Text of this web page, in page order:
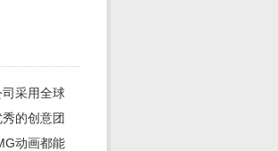
采用全球
的创意团
动画都能